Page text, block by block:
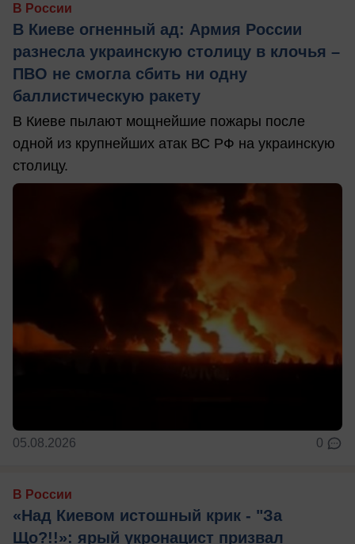
В России
В Киеве огненный ад: Армия России
разнесла украинскую столицу в клочья –
ПВО не смогла сбить ни одну
баллистическую ракету
В Киеве пылают мощнейшие пожары после
одной из крупнейших атак ВС РФ на украинскую
столицу.
05.08.2026 0
В России
«Над Киевом истошный крик - "За
Що?!!»: ярый укронацист призвал